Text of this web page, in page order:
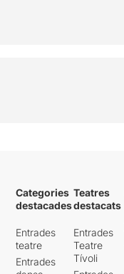
Categories
destacades
Entrades
teatre
Entrades
Teatres
destacats
Entrades
Teatre
Tívoli